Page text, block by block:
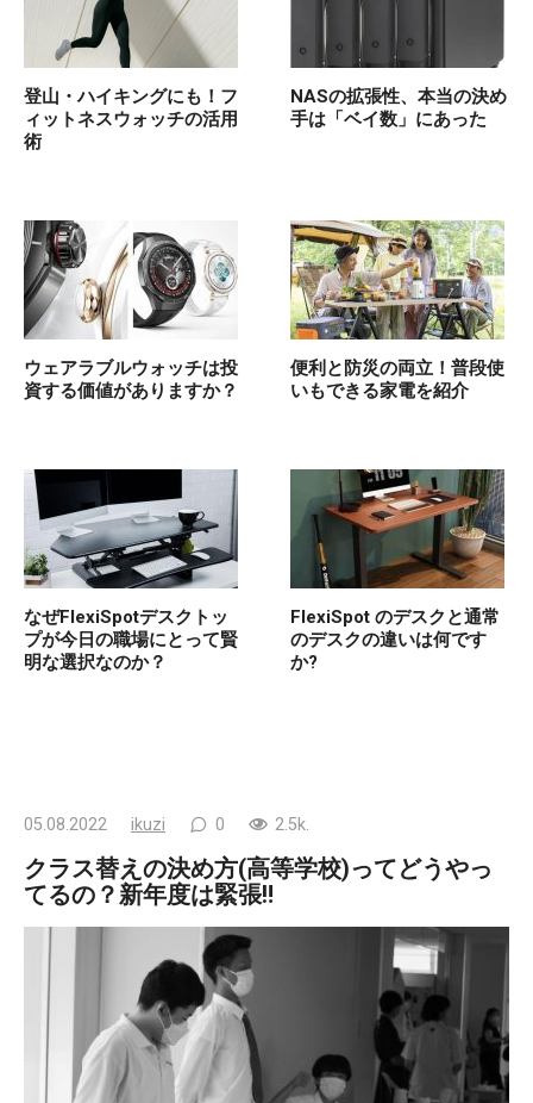
登山・ハイキングにも！フ
ィットネスウォッチの活用
術
NASの拡張性、本当の決め
手は「ベイ数」にあった
ウェアラブルウォッチは投
資する価値がありますか？
便利と防災の両立！普段使
いもできる家電を紹介
なぜFlexiSpotデスクトッ
プが今日の職場にとって賢
明な選択なのか？
FlexiSpot のデスクと通常
のデスクの違いは何です
か?
05.08.2022 ikuzi 0 2.5k.
クラス替えの決め方(高等学校)ってどうやっ
てるの？新年度は緊張‼